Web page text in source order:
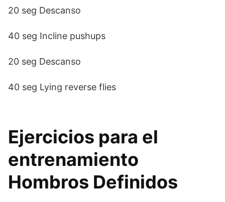
20 seg Descanso
40 seg Incline pushups
20 seg Descanso
40 seg Lying reverse flies
Ejercicios para el
entrenamiento
Hombros Definidos